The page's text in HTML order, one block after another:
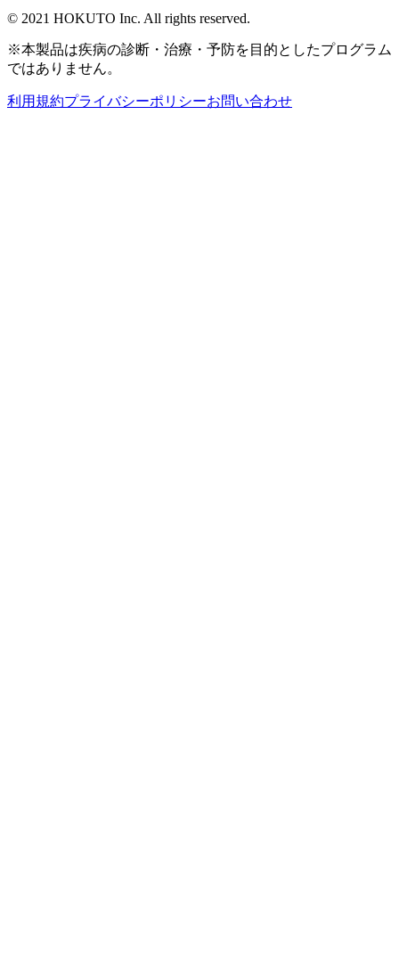
© 2021 HOKUTO Inc. All rights reserved.
※本製品は疾病の診断・治療・予防を目的としたプログラム
ではありません。
利用規約プライバシーポリシーお問い合わせ